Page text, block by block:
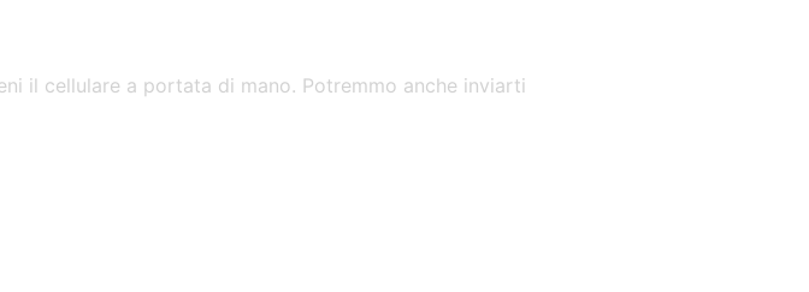
il cellulare a portata di mano. Potremmo anche inviarti